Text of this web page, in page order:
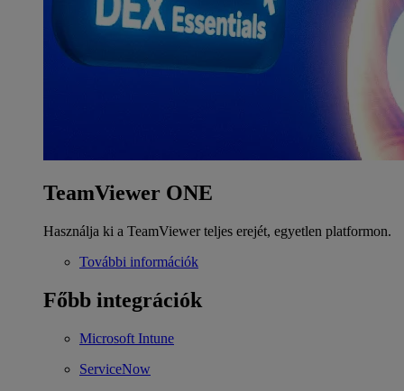
TeamViewer ONE
Használja ki a TeamViewer teljes erejét, egyetlen platformon.
További információk
Főbb integrációk
Microsoft Intune
ServiceNow